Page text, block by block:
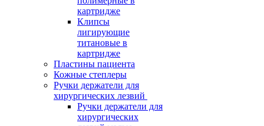
картридже
Клипсы
лигирующие
титановые в
картридже
Пластины пациента
Кожные степлеры
Ручки держатели для
хирургических лезвий
Ручки держатели для
хирургических